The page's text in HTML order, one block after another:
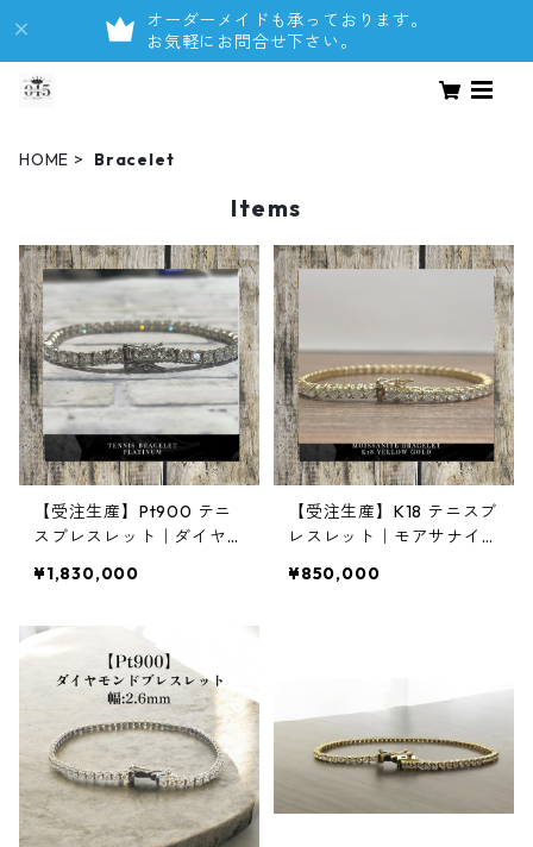
オーダーメイドも承っております。
お気軽にお問合せ下さい。
HOME Bracelet
Items
【受注生産】Pt900 テニ
スブレスレット｜ダイヤモ
omade.045
¥1,830,000
【受注生産】K18 テニスブ
レスレット｜モアサナイト
de.045
¥850,000